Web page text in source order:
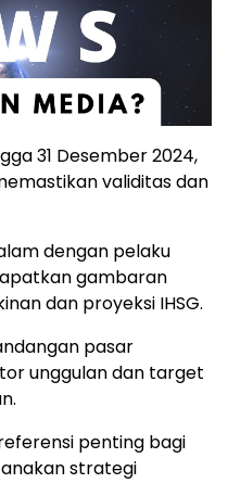
31 Desember 2024,
validitas dan
dengan pelaku
gambaran
dan proyeksi IHSG.
pasar
unggulan dan target
penting bagi
strategi